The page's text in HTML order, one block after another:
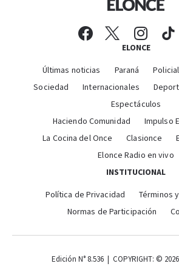
ELONCE
Últimas noticias Paraná
Sociedad
Internacionales
Espectáculos
Haciendo Comunidad
Impulso
La Cocina del Once
Clasionce
Elonce Radio en vivo
INSTITUCIONAL
Política de Privacidad
Términos
Normas de Participación
Edición N° 8.536 | COPYRIGHT: ©